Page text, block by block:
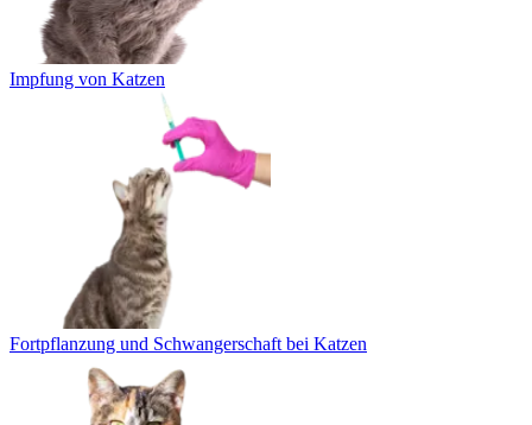
Impfung von Katzen
Fortpflanzung und Schwangerschaft bei Katzen